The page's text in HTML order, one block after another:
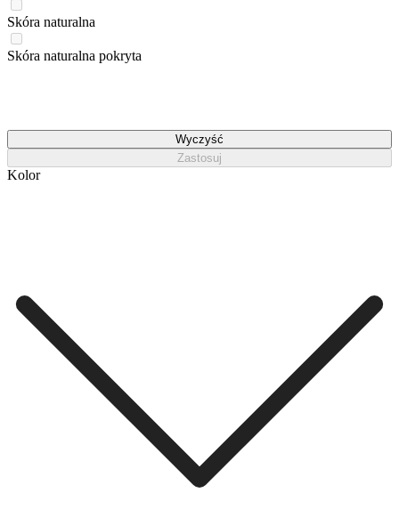
Skóra naturalna
Skóra naturalna pokryta
Wyczyść
Zastosuj
Kolor